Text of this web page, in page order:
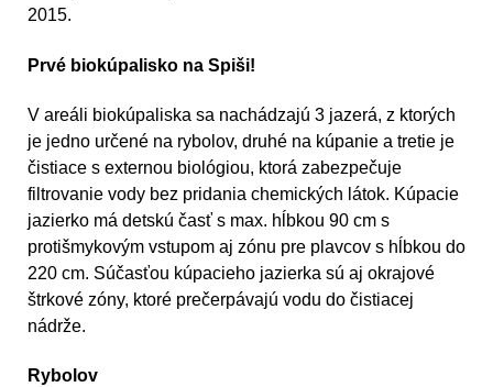
2015.
Prvé biokúpalisko na Spiši!
V areáli biokúpaliska sa nachádzajú 3 jazerá, z ktorých
je jedno určené na rybolov, druhé na kúpanie a tretie je
čistiace s externou biológiou, ktorá zabezpečuje
filtrovanie vody bez pridania chemických látok. Kúpacie
jazierko má detskú časť s max. hĺbkou 90 cm s
protišmykovým vstupom aj zónu pre plavcov s hĺbkou do
220 cm. Súčasťou kúpacieho jazierka sú aj okrajové
štrkové zóny, ktoré prečerpávajú vodu do čistiacej
nádrže.
Rybolov